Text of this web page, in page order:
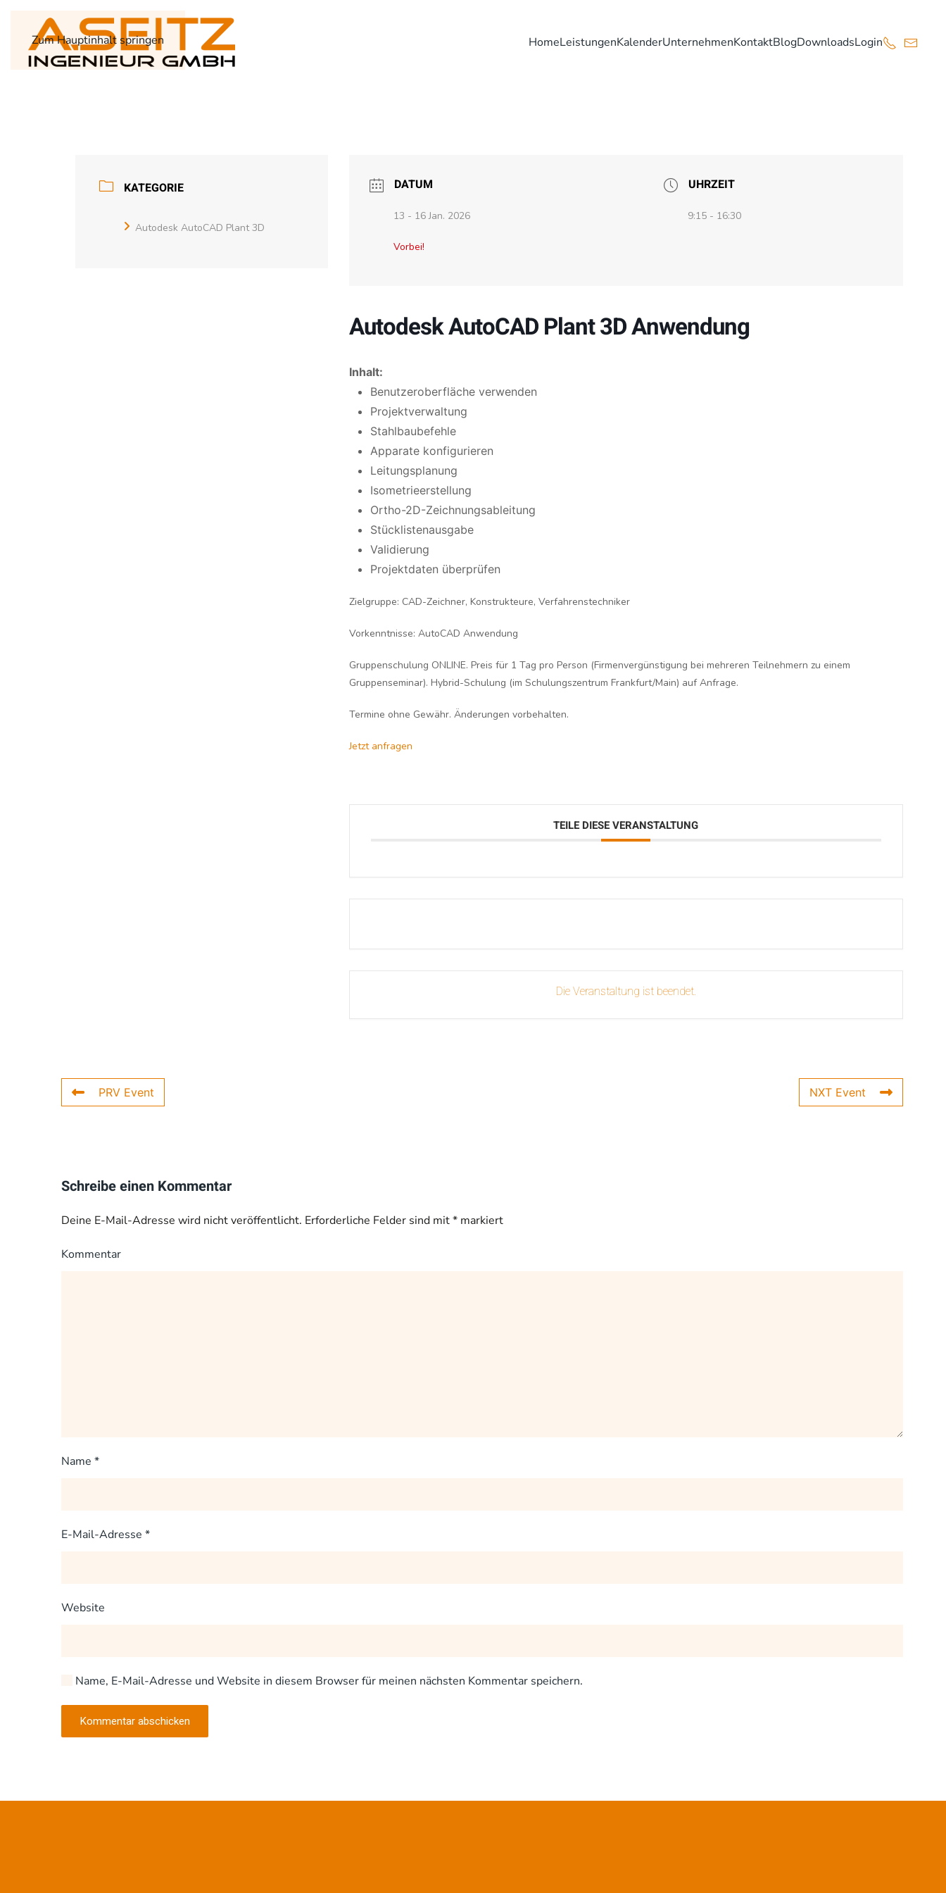
Zum Hauptinhalt springen HomeLeistungenKalenderUnternehmenKontaktBlogDownloadsLogin
KATEGORIE
Autodesk AutoCAD Plant 3D
DATUM
13 - 16 Jan. 2026
Vorbei!
UHRZEIT
9:15 - 16:30
Autodesk AutoCAD Plant 3D Anwendung
Inhalt:
Benutzeroberfläche verwenden
Projektverwaltung
Stahlbaubefehle
Apparate konfigurieren
Leitungsplanung
Isometrieerstellung
Ortho-2D-Zeichnungsableitung
Stücklistenausgabe
Validierung
Projektdaten überprüfen
Zielgruppe: CAD-Zeichner, Konstrukteure, Verfahrenstechniker
Vorkenntnisse: AutoCAD Anwendung
Gruppenschulung ONLINE. Preis für 1 Tag pro Person (Firmenvergünstigung bei mehreren Teilnehmern zu einem
Gruppenseminar). Hybrid-Schulung (im Schulungszentrum Frankfurt/Main) auf Anfrage.
Termine ohne Gewähr. Änderungen vorbehalten.
Jetzt anfragen
TEILE DIESE VERANSTALTUNG
Die Veranstaltung ist beendet.
PRV Event NXT Event
Schreibe einen Kommentar
Deine E-Mail-Adresse wird nicht veröffentlicht. Erforderliche Felder sind mit* markiert
Kommentar
Name *
E-Mail-Adresse *
Website
Name, E-Mail-Adresse und Website in diesem Browser für meinen nächsten Kommentar speichern.
Kommentar abschicken